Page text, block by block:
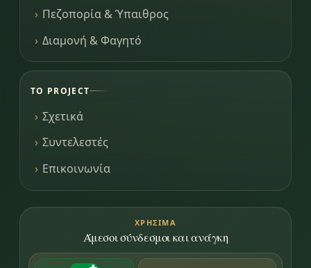
Πεζοπορία & Ύπαιθρος
Διαμονή & Φαγητό
ΤΟ PROJECT
Σχετικά
Συντελεστές
Επικοινωνία
ΧΡΉΣΙΜΑ
Άμεσοι σύνδεσμοι και ανάγκη